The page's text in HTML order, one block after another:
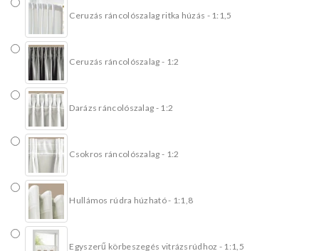
Ceruzás ráncolószalag ritka húzás - 1:1,5
Ceruzás ráncolószalag - 1:2
Darázs ráncolószalag - 1:2
Csokros ráncolószalag - 1:2
Hullámos rúdra húzható - 1:1,8
Egyszerű körbeszegés vitrázsrúdhoz - 1:1,5